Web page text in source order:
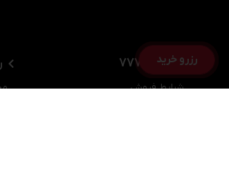
خرید از 777
شرایط فروش
رزرو خرید